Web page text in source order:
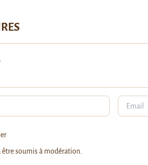
soumis à modération.